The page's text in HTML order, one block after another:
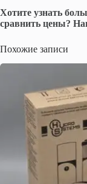
Хотите узнать
сравнить цены?
Похожие записи